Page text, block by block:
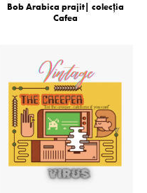
Bob Arabica prajit| colecţia
Cafea